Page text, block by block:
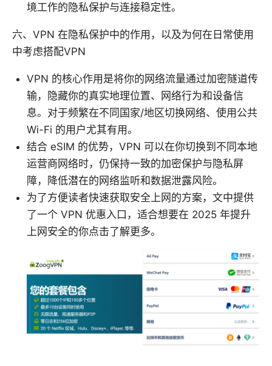
境工作的隐私保护与连接稳定性。
六、VPN 在隐私保护中的作用，以及为何在日常使用
中考虑搭配VPN
VPN 的核心作用是将你的网络流量通过加密隧道传
输，隐藏你的真实地理位置、网络行为和设备信
息。对于频繁在不同国家/地区切换网络、使用公共
Wi-Fi 的用户尤其有用。
结合 eSIM 的优势，VPN 可以在你切换到不同本地
运营商网络时，仍保持一致的加密保护与隐私屏
障，降低潜在的网络监听和数据泄露风险。
为了方便读者快速获取安全上网的方案，文中提供
了一个 VPN 优惠入口，适合想要在 2025 年提升
上网安全的你点击了解更多。